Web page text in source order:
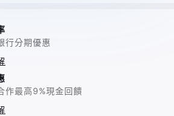
行分期優惠
作最高9%現金回饋